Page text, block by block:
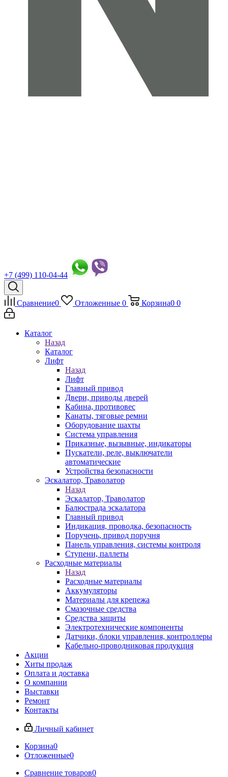
+7 (499) 110-04-44
Сравнение0 Отложенные 0 Корзина0 0
Каталог
Назад
Каталог
Лифт
Назад
Лифт
Главный привод
Двери, приводы дверей
Кабина, противовес
Канаты, тяговые ремни
Оборудование шахты
Система управления
Приказные, вызывные, индикаторы
Пускатели, реле, выключатели
автоматические
Устройства безопасности
Эскалатор, Траволатор
Назад
Эскалатор, Траволатор
Балюстрада эскалатора
Главный привод
Индикация, проводка, безопасность
Поручень, привод поручня
Панель управления, системы контроля
Ступени, паллеты
Расходные материалы
Назад
Расходные материалы
Аккумуляторы
Материалы для крепежа
Смазочные средства
Средства защиты
Электротехнические компоненты
Датчики, блоки управления, контроллеры
Кабельно-проводниковая продукция
Акции
Хиты продаж
Оплата и доставка
О компании
Выставки
Ремонт
Контакты
Личный кабинет
Корзина0
Отложенные0
Сравнение товаров0